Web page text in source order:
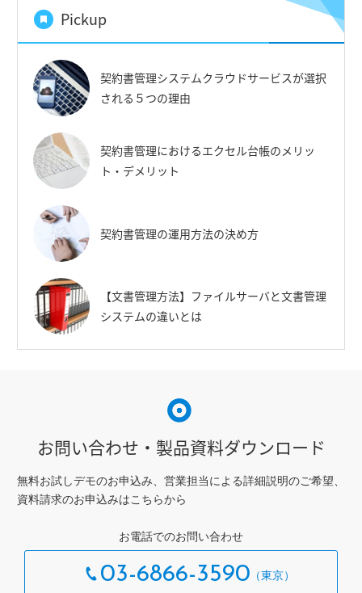
Pickup
契約書管理システムクラウドサービスが選択
される５つの理由
契約書管理におけるエクセル台帳のメリッ
ト・デメリット
契約書管理の運用方法の決め方
【文書管理方法】ファイルサーバと文書管理
システムの違いとは
お問い合わせ・製品資料ダウンロード
無料お試しデモのお申込み、営業担当による詳細説明のご希望、
資料請求のお申込みはこちらから
お電話でのお問い合わせ
03-6866-3590